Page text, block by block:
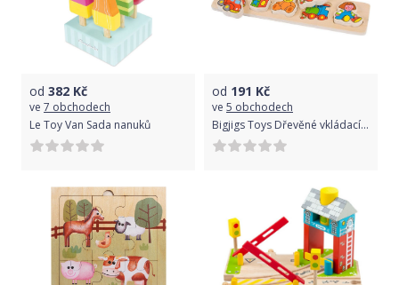
od 382 Kč
ve 7 obchodech
Le Toy Van Sada nanuků
od 191 Kč
ve 5 obchodech
Bigjigs Toys Dřevěné vkládací puzzle Bigjigs Baby Hračky